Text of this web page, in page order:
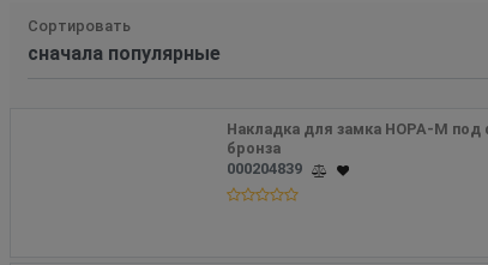
Сортировать
Накладка для замка НОРА-М
бронза
000204839